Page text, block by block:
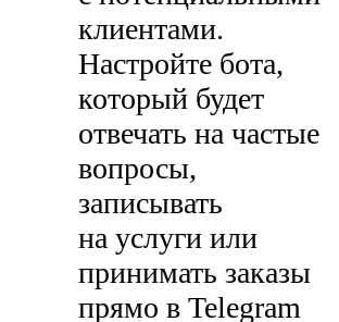
клиентами.
Настройте бота,
который будет
отвечать на частые
вопросы,
записывать
на услуги или
принимать заказы
прямо в Telegram